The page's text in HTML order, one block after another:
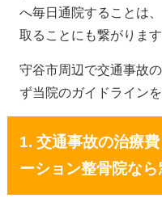
へ毎日通院することは
取ることにも繋がります
守谷市周辺で交通事故
ず当院のガイドライン
1. 交通事故の治療
ーション整骨院なら